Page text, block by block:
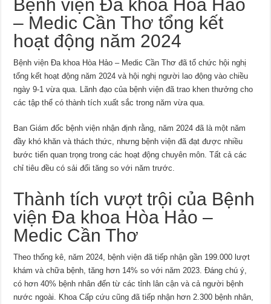
Bệnh viện Đa khoa Hòa Hảo
– Medic Cần Thơ tổng kết
hoạt động năm 2024
Bệnh viện Đa khoa Hòa Hảo – Medic Cần Thơ đã tổ chức hội nghị
tổng kết hoạt động năm 2024 và hội nghị người lao động vào chiều
ngày 9-1 vừa qua. Lãnh đạo của bệnh viện đã trao khen thưởng cho
các tập thể có thành tích xuất sắc trong năm vừa qua.
Ban Giám đốc bệnh viện nhận định rằng, năm 2024 đã là một năm
đầy khó khăn và thách thức, nhưng bệnh viện đã đạt được nhiều
bước tiến quan trọng trong các hoạt động chuyên môn. Tất cả các
chỉ tiêu đều có sải đổi tăng so với năm trước.
Thành tích vượt trội của Bệnh
viện Đa khoa Hòa Hảo –
Medic Cần Thơ
Theo thống kê, năm 2024, bệnh viện đã tiếp nhận gần 199.000 lượt
khám và chữa bệnh, tăng hơn 14% so với năm 2023. Đáng chú ý,
có hơn 40% bệnh nhân đến từ các tỉnh lân cận và cả người bệnh
nước ngoài. Khoa Cấp cứu cũng đã tiếp nhận hơn 2.300 bệnh nhân,